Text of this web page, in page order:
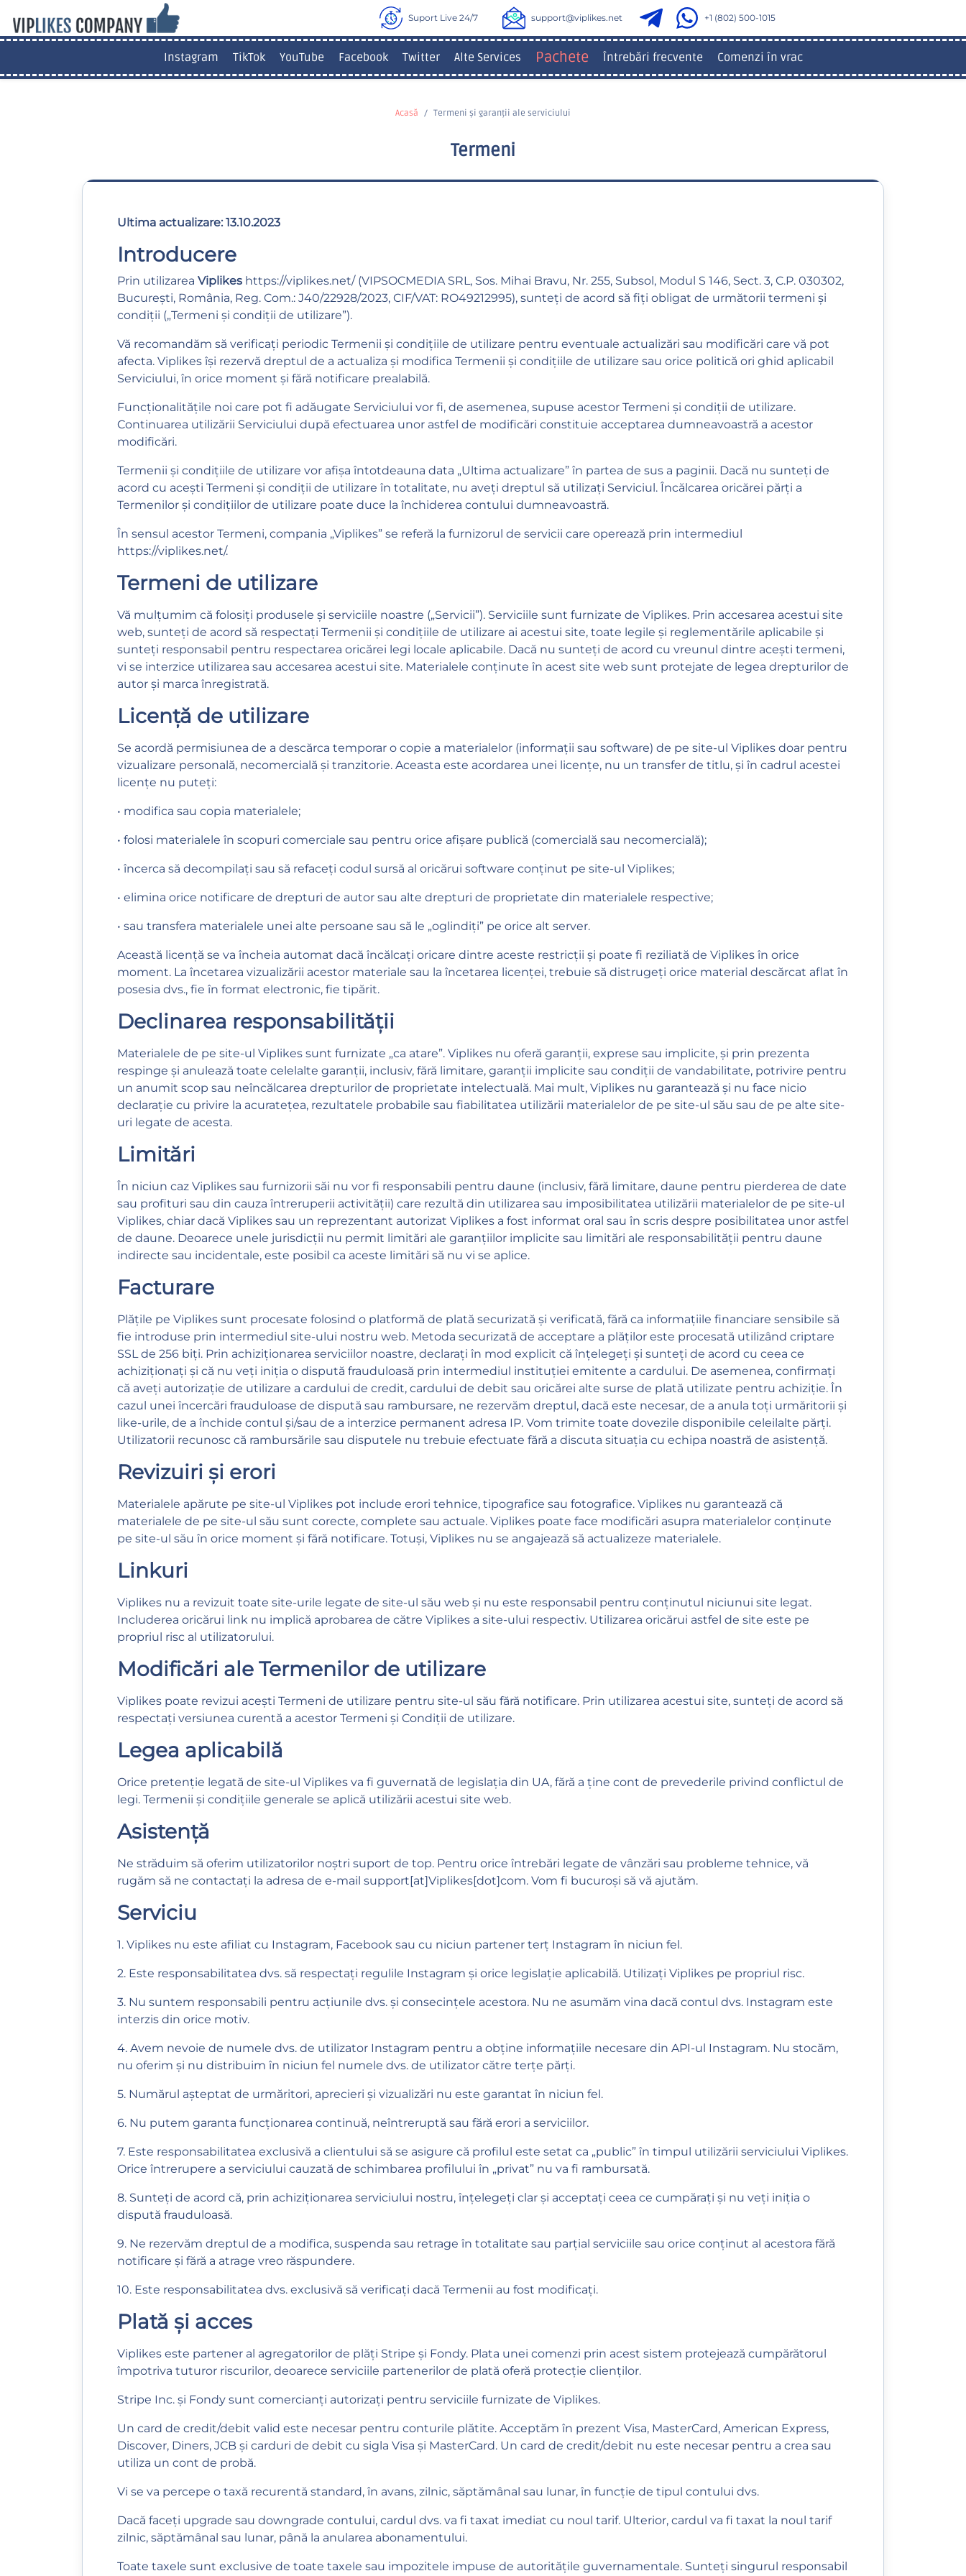
Suport Live 24/7 support@viplikes.net +1 (802) 500-1015
Instagram TikTok YouTube Facebook Twitter Alte Services Pachete Întrebări frecvente Comenzi în vrac
Acasă Termeni și garanții ale serviciului
Termeni
Ultima actualizare: 13.10.2023
Introducere
Prin utilizarea Viplikes https://viplikes.net/(VIPSOCMEDIA SRL, Sos. Mihai Bravu, Nr. 255, Subsol, Modul S 146, Sect. 3, C.P. 030302,
București, România, Reg. Com.: J40/22928/2023, CIF/VAT: RO49212995), sunteți de acord să fiți obligat de următorii termeni și
condiții („Termeni și condiții de utilizare”).
Vă recomandăm să verificați periodic Termenii și condițiile de utilizare pentru eventuale actualizări sau modificări care vă pot
afecta. Viplikes își rezervă dreptul de a actualiza și modifica Termenii și condițiile de utilizare sau orice politică ori ghid aplicabil
Serviciului, în orice moment și fără notificare prealabilă.
Funcționalitățile noi care pot fi adăugate Serviciului vor fi, de asemenea, supuse acestor Termeni și condiții de utilizare.
Continuarea utilizării Serviciului după efectuarea unor astfel de modificări constituie acceptarea dumneavoastră a acestor
modificări.
Termenii și condițiile de utilizare vor afișa întotdeauna data „Ultima actualizare” în partea de sus a paginii. Dacă nu sunteți de
acord cu acești Termeni și condiții de utilizare în totalitate, nu aveți dreptul să utilizați Serviciul. Încălcarea oricărei părți a
Termenilor și condițiilor de utilizare poate duce la închiderea contului dumneavoastră.
În sensul acestor Termeni, compania „Viplikes” se referă la furnizorul de servicii care operează prin intermediul
https://viplikes.net/.
Termeni de utilizare
Vă mulțumim că folosiți produsele și serviciile noastre („Servicii”). Serviciile sunt furnizate de Viplikes. Prin accesarea acestui site
web, sunteți de acord să respectați Termenii și condițiile de utilizare ai acestui site, toate legile și reglementările aplicabile și
sunteți responsabil pentru respectarea oricărei legi locale aplicabile. Dacă nu sunteți de acord cu vreunul dintre acești termeni,
vi se interzice utilizarea sau accesarea acestui site. Materialele conținute în acest site web sunt protejate de legea drepturilor de
autor și marca înregistrată.
Licență de utilizare
Se acordă permisiunea de a descărca temporar o copie a materialelor (informații sau software) de pe site-ul Viplikes doar pentru
vizualizare personală, necomercială și tranzitorie. Aceasta este acordarea unei licențe, nu un transfer de titlu, și în cadrul acestei
licențe nu puteți:
• modifica sau copia materialele;
• folosi materialele în scopuri comerciale sau pentru orice afișare publică (comercială sau necomercială);
• încerca să decompilați sau să refaceți codul sursă al oricărui software conținut pe site-ul Viplikes;
• elimina orice notificare de drepturi de autor sau alte drepturi de proprietate din materialele respective;
• sau transfera materialele unei alte persoane sau să le „oglindiți” pe orice alt server.
Această licență se va încheia automat dacă încălcați oricare dintre aceste restricții și poate fi reziliată de Viplikes în orice
moment. La încetarea vizualizării acestor materiale sau la încetarea licenței, trebuie să distrugeți orice material descărcat aflat în
posesia dvs., fie în format electronic, fie tipărit.
Declinarea responsabilității
Materialele de pe site-ul Viplikes sunt furnizate „ca atare”. Viplikes nu oferă garanții, exprese sau implicite, și prin prezenta
respinge și anulează toate celelalte garanții, inclusiv, fără limitare, garanții implicite sau condiții de vandabilitate, potrivire pentru
un anumit scop sau neîncălcarea drepturilor de proprietate intelectuală. Mai mult, Viplikes nu garantează și nu face nicio
declarație cu privire la acuratețea, rezultatele probabile sau fiabilitatea utilizării materialelor de pe site-ul său sau de pe alte site-
uri legate de acesta.
Limitări
În niciun caz Viplikes sau furnizorii săi nu vor fi responsabili pentru daune (inclusiv, fără limitare, daune pentru pierderea de date
sau profituri sau din cauza întreruperii activității) care rezultă din utilizarea sau imposibilitatea utilizării materialelor de pe site-ul
Viplikes, chiar dacă Viplikes sau un reprezentant autorizat Viplikes a fost informat oral sau în scris despre posibilitatea unor astfel
de daune. Deoarece unele jurisdicții nu permit limitări ale garanțiilor implicite sau limitări ale responsabilității pentru daune
indirecte sau incidentale, este posibil ca aceste limitări să nu vi se aplice.
Facturare
Plățile pe Viplikes sunt procesate folosind o platformă de plată securizată și verificată, fără ca informațiile financiare sensibile să
fie introduse prin intermediul site-ului nostru web. Metoda securizată de acceptare a plăților este procesată utilizând criptare
SSL de 256 biți. Prin achiziționarea serviciilor noastre, declarați în mod explicit că înțelegeți și sunteți de acord cu ceea ce
achiziționați și că nu veți iniția o dispută frauduloasă prin intermediul instituției emitente a cardului. De asemenea, confirmați
că aveți autorizație de utilizare a cardului de credit, cardului de debit sau oricărei alte surse de plată utilizate pentru achiziție. În
cazul unei încercări frauduloase de dispută sau rambursare, ne rezervăm dreptul, dacă este necesar, de a anula toți urmăritorii și
like-urile, de a închide contul și/sau de a interzice permanent adresa IP. Vom trimite toate dovezile disponibile celeilalte părți.
Utilizatorii recunosc că rambursările sau disputele nu trebuie efectuate fără a discuta situația cu echipa noastră de asistență.
Revizuiri și erori
Materialele apărute pe site-ul Viplikes pot include erori tehnice, tipografice sau fotografice. Viplikes nu garantează că
materialele de pe site-ul său sunt corecte, complete sau actuale. Viplikes poate face modificări asupra materialelor conținute
pe site-ul său în orice moment și fără notificare. Totuși, Viplikes nu se angajează să actualizeze materialele.
Linkuri
Viplikes nu a revizuit toate site-urile legate de site-ul său web și nu este responsabil pentru conținutul niciunui site legat.
Includerea oricărui link nu implică aprobarea de către Viplikes a site-ului respectiv. Utilizarea oricărui astfel de site este pe
propriul risc al utilizatorului.
Modificări ale Termenilor de utilizare
Viplikes poate revizui acești Termeni de utilizare pentru site-ul său fără notificare. Prin utilizarea acestui site, sunteți de acord să
respectați versiunea curentă a acestor Termeni și Condiții de utilizare.
Legea aplicabilă
Orice pretenție legată de site-ul Viplikes va fi guvernată de legislația din UA, fără a ține cont de prevederile privind conflictul de
legi. Termenii și condițiile generale se aplică utilizării acestui site web.
Asistență
Ne străduim să oferim utilizatorilor noștri suport de top. Pentru orice întrebări legate de vânzări sau probleme tehnice, vă
rugăm să ne contactați la adresa de e-mail support[at]Viplikes[dot]com. Vom fi bucuroși să vă ajutăm.
Serviciu
1. Viplikes nu este afiliat cu Instagram, Facebook sau cu niciun partener terț Instagram în niciun fel.
2. Este responsabilitatea dvs. să respectați regulile Instagram și orice legislație aplicabilă. Utilizați Viplikes pe propriul risc.
3. Nu suntem responsabili pentru acțiunile dvs. și consecințele acestora. Nu ne asumăm vina dacă contul dvs. Instagram este
interzis din orice motiv.
4. Avem nevoie de numele dvs. de utilizator Instagram pentru a obține informațiile necesare din API-ul Instagram. Nu stocăm,
nu oferim și nu distribuim în niciun fel numele dvs. de utilizator către terțe părți.
5. Numărul așteptat de urmăritori, aprecieri și vizualizări nu este garantat în niciun fel.
6. Nu putem garanta funcționarea continuă, neîntreruptă sau fără erori a serviciilor.
7. Este responsabilitatea exclusivă a clientului să se asigure că profilul este setat ca „public” în timpul utilizării serviciului Viplikes.
Orice întrerupere a serviciului cauzată de schimbarea profilului în „privat” nu va fi rambursată.
8. Sunteți de acord că, prin achiziționarea serviciului nostru, înțelegeți clar și acceptați ceea ce cumpărați și nu veți iniția o
dispută frauduloasă.
9. Ne rezervăm dreptul de a modifica, suspenda sau retrage în totalitate sau parțial serviciile sau orice conținut al acestora fără
notificare și fără a atrage vreo răspundere.
10. Este responsabilitatea dvs. exclusivă să verificați dacă Termenii au fost modificați.
Plată și acces
Viplikes este partener al agregatorilor de plăți Stripe și Fondy. Plata unei comenzi prin acest sistem protejează cumpărătorul
împotriva tuturor riscurilor, deoarece serviciile partenerilor de plată oferă protecție clienților.
Stripe Inc. și Fondy sunt comercianți autorizați pentru serviciile furnizate de Viplikes.
Un card de credit/debit valid este necesar pentru conturile plătite. Acceptăm în prezent Visa, MasterCard, American Express,
Discover, Diners, JCB și carduri de debit cu sigla Visa și MasterCard. Un card de credit/debit nu este necesar pentru a crea sau
utiliza un cont de probă.
Vi se va percepe o taxă recurentă standard, în avans, zilnic, săptămânal sau lunar, în funcție de tipul contului dvs.
Dacă faceți upgrade sau downgrade contului, cardul dvs. va fi taxat imediat cu noul tarif. Ulterior, cardul va fi taxat la noul tarif
zilnic, săptămânal sau lunar, până la anularea abonamentului.
Toate taxele sunt exclusive de toate taxele sau impozitele impuse de autoritățile guvernamentale. Sunteți singurul responsabil